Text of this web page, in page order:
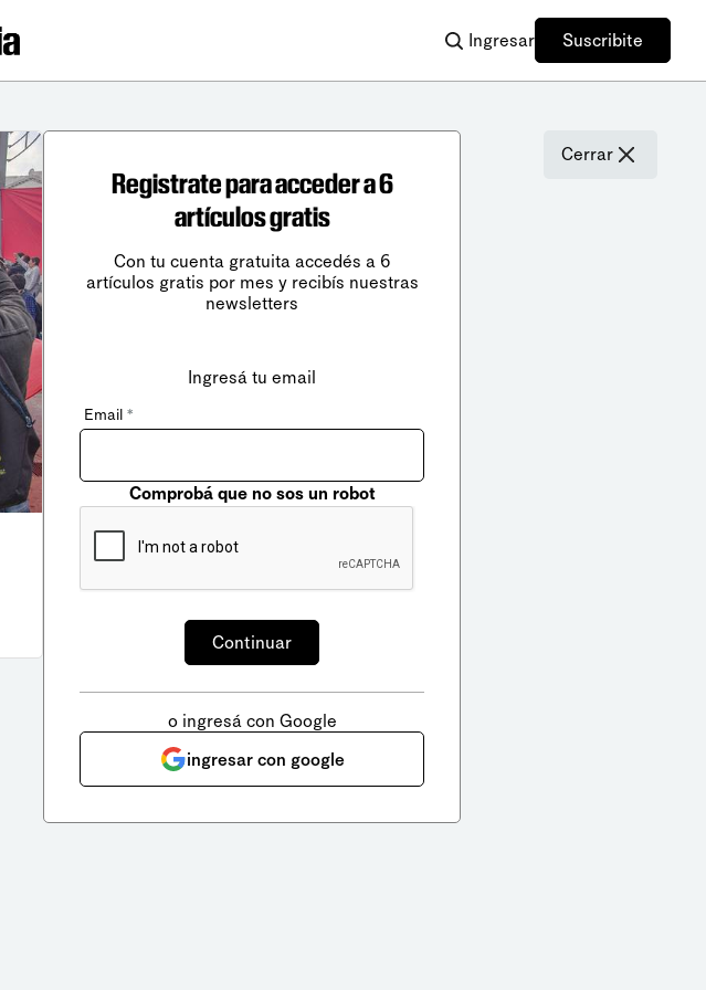
Ingresar Suscribite
Cerrar
Registrate para acceder a 6
artículos gratis
Con tu cuenta gratuita accedés a 6
artículos gratis por mes y recibís nuestras
newsletters
Ingresá tu email
Email *
Comprobá que no sos un robot
o ingresá con Google
ingresar con google